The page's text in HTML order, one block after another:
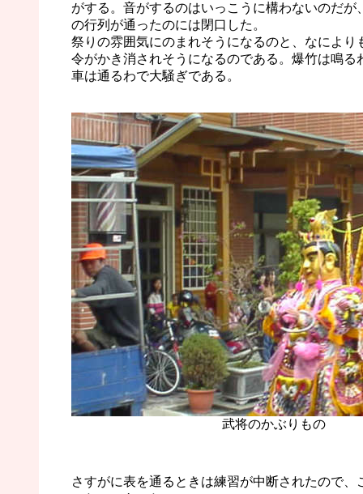
がする。音がするのはいっこうに構わないのだが
の行列が通ったのには閉口した。
祭りの雰囲気にのまれそうになるのと、なにより
令がかき消されそうになるのである。爆竹は鳴る
車は通るわで大騒ぎである。
武将のかぶりもの
さすがに表を通るときは練習が中断されたので、